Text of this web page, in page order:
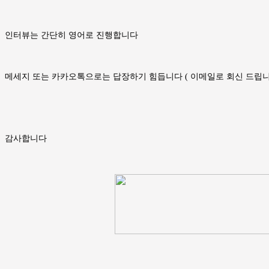
인터뷰는 간단히 영어로 진행합니다
메세지 또는 카카오톡으로는 답장하기 힘듭니다 ( 이메일로 회신 드립
감사합니다